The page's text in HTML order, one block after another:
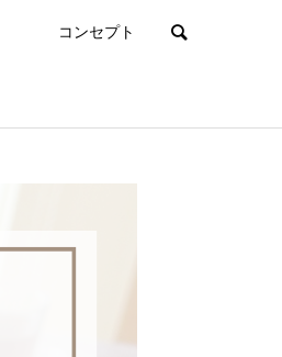
コンセプト